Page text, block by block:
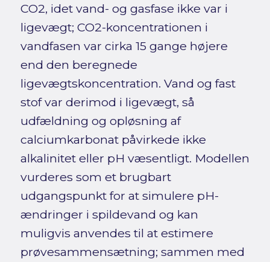
CO2, idet vand- og gasfase ikke var i
ligevægt; CO2-koncentrationen i
vandfasen var cirka 15 gange højere
end den beregnede
ligevægtskoncentration. Vand og fast
stof var derimod i ligevægt, så
udfældning og opløsning af
calciumkarbonat påvirkede ikke
alkalinitet eller pH væsentligt. Modellen
vurderes som et brugbart
udgangspunkt for at simulere pH-
ændringer i spildevand og kan
muligvis anvendes til at estimere
prøvesammensætning; sammen med